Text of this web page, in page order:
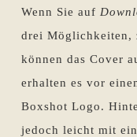
Wenn Sie auf
drei Möglichkeiten,
können das Cover
erhalten es vor
Boxshot Logo.
jedoch leicht mit